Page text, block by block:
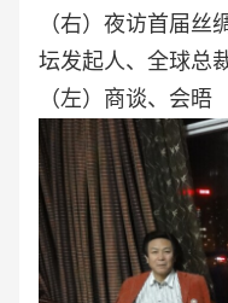
（右）夜访首届丝
坛发起人、全球总
（左）商谈、会晤